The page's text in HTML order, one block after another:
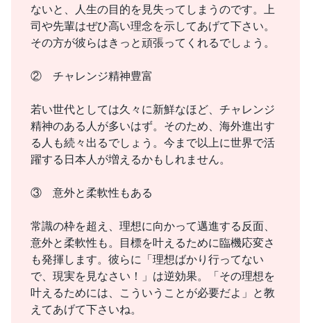
ないと、人生の目的を見失ってしまうのです。上
司や先輩はぜひ高い理念を示してあげて下さい。
その方が彼らはきっと頑張ってくれるでしょう。
② チャレンジ精神豊富
若い世代としては久々に新鮮なほど、チャレンジ
精神のある人が多いはず。そのため、海外進出す
る人も続々出るでしょう。今まで以上に世界で活
躍する日本人が増えるかもしれません。
③ 意外と柔軟性もある
常識の枠を超え、理想に向かって邁進する反面、
意外と柔軟性も。目標を叶えるために臨機応変さ
も発揮します。彼らに「理想ばかり行ってない
で、現実を見なさい！」は逆効果。「その理想を
叶えるためには、こういうことが必要だよ」と教
えてあげて下さいね。